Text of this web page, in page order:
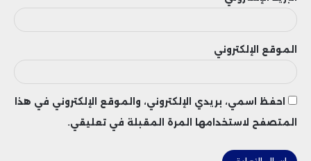
ورغم هذه المؤشرات الإيجابية، نبه المتدخلون
إلى استمرار حالة من عدم اليقين على الصعيد
أسعار المواد الأولية، وهي عوامل ما تزال تلقي
الموقع الإلكتروني
احفظ اسمي، بريدي الإلكتروني، والموقع الإلكتروني في هذا
المتصفح لاستخدامها المرة المقبلة في تعليقي.